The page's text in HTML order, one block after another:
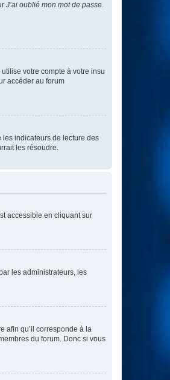
J’ai oublié mon mot de passe.
votre compte à votre insu
accéder au forum
les indicateurs de lecture des
les résoudre.
accessible en cliquant sur
les administrateurs, les
afin qu’il corresponde à la
du forum. Donc si vous